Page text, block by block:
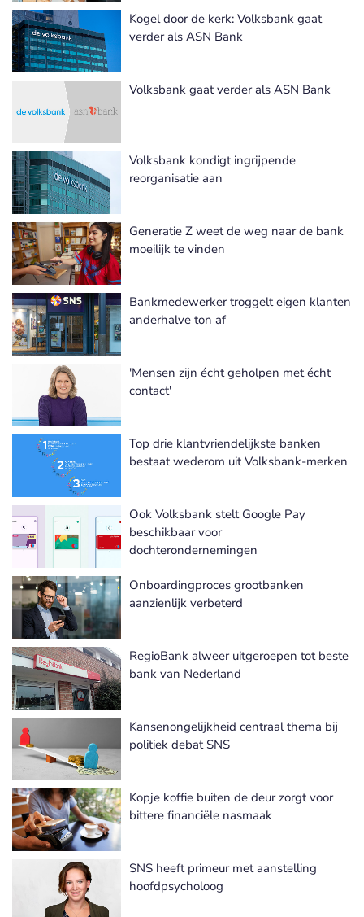
Kogel door de kerk: Volksbank gaat
verder als ASN Bank
Volksbank gaat verder als ASN Bank
Volksbank kondigt ingrijpende
reorganisatie aan
Generatie Z weet de weg naar de bank
moeilijk te vinden
Bankmedewerker troggelt eigen klanten
anderhalve ton af
'Mensen zijn écht geholpen met écht
contact'
Top drie klantvriendelijkste banken
bestaat wederom uit Volksbank-merken
Ook Volksbank stelt Google Pay
beschikbaar voor
dochterondernemingen
Onboardingproces grootbanken
aanzienlijk verbeterd
RegioBank alweer uitgeroepen tot beste
bank van Nederland
Kansenongelijkheid centraal thema bij
politiek debat SNS
Kopje koffie buiten de deur zorgt voor
bittere financiële nasmaak
SNS heeft primeur met aanstelling
hoofdpsycholoog